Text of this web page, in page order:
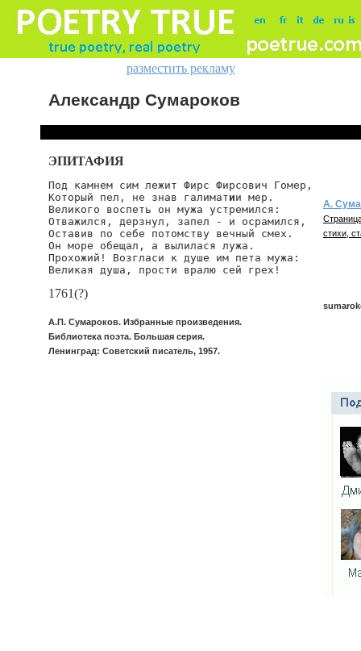
разместить рекламу
Александр Сумароков
ЭПИТАФИЯ
Под камнем сим лежит Фирс Фирсович Гомер,
Который пел, не знав галиматии мер.
Великого воспеть он мужа устремился:
Отважился, дерзнул, запел - и осрамился,
Оставив по себе потомству вечный смех.
Он море обещал, а вылилася лужа.
Прохожий! Возгласи к душе им пета мужа:
Великая душа, прости вралю сей грех!
1761(?)
А.П. Сумароков. Избранные произведения.
Библиотека поэта. Большая серия.
Ленинград: Советский писатель, 1957.
А.
стихи,